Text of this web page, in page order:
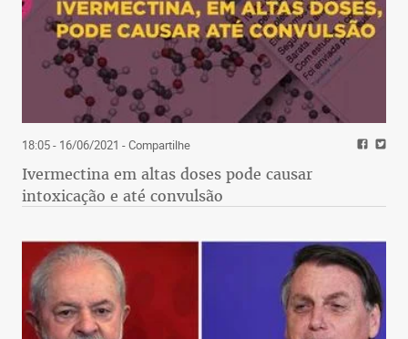
18:05 - 16/06/2021 - Compartilhe
Ivermectina em altas doses pode causar
intoxicação e até convulsão